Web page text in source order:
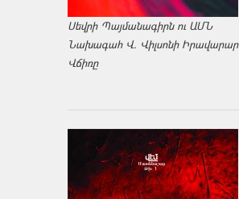
Սեվրի Պայմանագիրն ու ԱՄՆ
Նախագահ Վ. Վիլսոնի Իրավարար
Վճիռը